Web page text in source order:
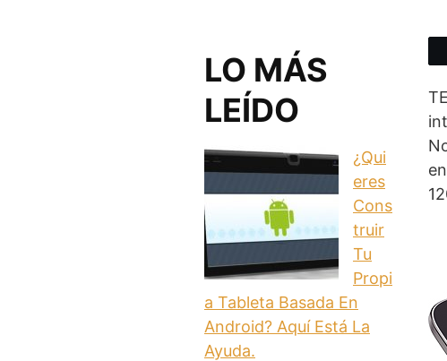
LO MÁS
LEÍDO
¿Qui
eres
Cons
truir
Tu
Propi
a Tableta Basada En
Android? Aquí Está La
Ayuda.